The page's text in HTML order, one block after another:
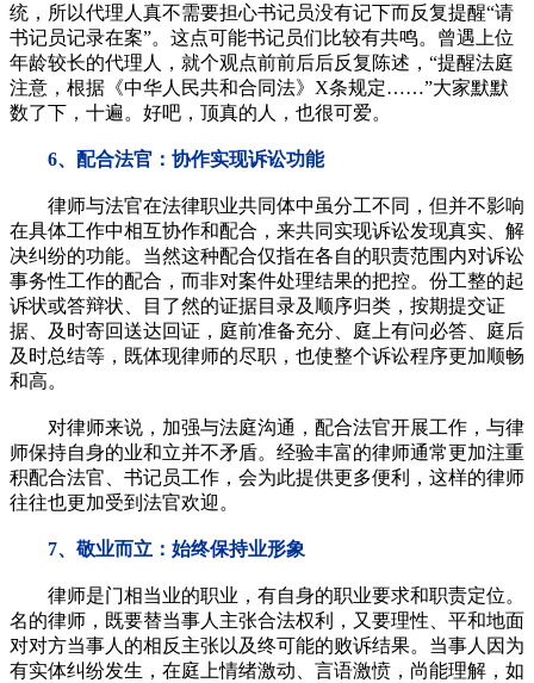
统，所以代理人真不需要担心书记员没有记下而反复提醒“请
书记员记录在案”。这点可能书记员们比较有共鸣。曾遇上位
年龄较长的代理人，就个观点前前后后反复陈述，“提醒法庭
注意，根据《中华人民共和合同法》X条规定……”大家默默
数了下，十遍。好吧，顶真的人，也很可爱。
6、配合法官：协作实现诉讼功能
律师与法官在法律职业共同体中虽分工不同，但并不影响
在具体工作中相互协作和配合，来共同实现诉讼发现真实、解
决纠纷的功能。当然这种配合仅指在各自的职责范围内对诉讼
事务性工作的配合，而非对案件处理结果的把控。份工整的起
诉状或答辩状、目了然的证据目录及顺序归类，按期提交证
据、及时寄回送达回证，庭前准备充分、庭上有问必答、庭后
及时总结等，既体现律师的尽职，也使整个诉讼程序更加顺畅
和高。
对律师来说，加强与法庭沟通，配合法官开展工作，与律
师保持自身的业和立并不矛盾。经验丰富的律师通常更加注重
积配合法官、书记员工作，会为此提供更多便利，这样的律师
往往也更加受到法官欢迎。
7、敬业而立：始终保持业形象
律师是门相当业的职业，有自身的职业要求和职责定位。
名的律师，既要替当事人主张合法权利，又要理性、平和地面
对对方当事人的相反主张以及终可能的败诉结果。当事人因为
有实体纠纷发生，在庭上情绪激动、言语激愤，尚能理解，如